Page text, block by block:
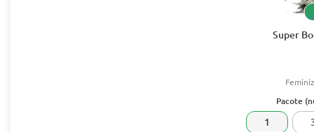
Super
Pacote
1